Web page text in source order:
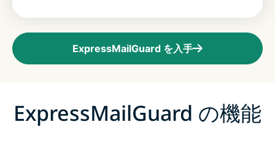
ExpressMailGuard を入手
ExpressMailGuard の機能